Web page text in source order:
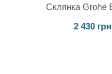
Склянка Grohe
2 430 грн